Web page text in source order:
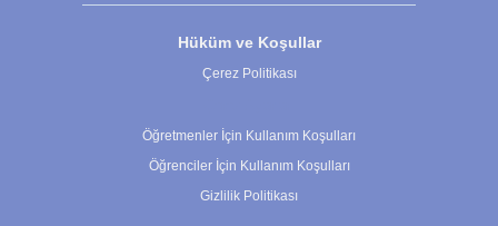
Hüküm ve Koşullar
Çerez Politikası
Öğretmenler İçin Kullanım Koşulları
Öğrenciler İçin Kullanım Koşulları
Gizlilik Politikası